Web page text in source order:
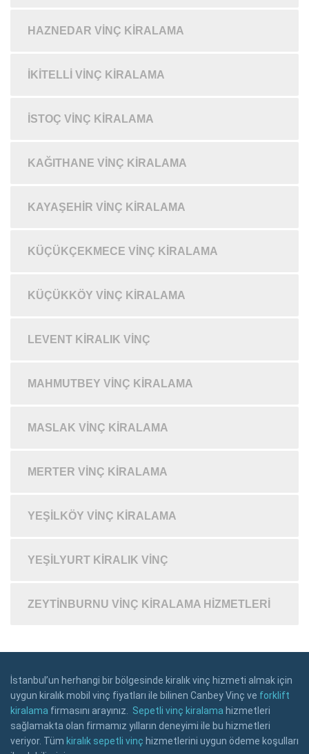
HAZNEDAR VINÇ KIRALAMA
İKITELLI VINÇ KIRALAMA
İSTOÇ VINÇ KIRALAMA
KAĞITHANE VINÇ KIRALAMA
KAYAŞEHIR VINÇ KIRALAMA
KÜÇÜKÇEKMECE VINÇ KIRALAMA
KÜÇÜKKÖY VINÇ KIRALAMA
LEVENT KIRALIK VINÇ
MAHMUTBEY VINÇ KIRALAMA
MASLAK VINÇ KIRALAMA
MERTER VINÇ KIRALAMA
YEŞILKÖY VINÇ KIRALAMA
YEŞILYURT KIRALIK VINÇ
ZEYTINBURNU VINÇ KIRALAMA HIZMETLERI
İstanbul’un herhangi bir bölgesinde kiralık vinç hizmeti almak için
uygun kiralık mobil vinç fiyatları ile bilinen Canbey Vinç ve forklift
kiralama firmasını arayınız. Sepetli vinç kiralama hizmetleri
sağlamakta olan firmamız yılların deneyimi ile bu hizmetleri
veriyor. Tüm kiralık sepetli vinç hizmetlerini uygun ödeme koşulları